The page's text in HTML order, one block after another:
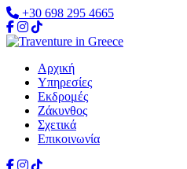
+30 698 295 4665
Αρχική
Υπηρεσίες
Εκδρομές
Ζάκυνθος
Σχετικά
Επικοινωνία